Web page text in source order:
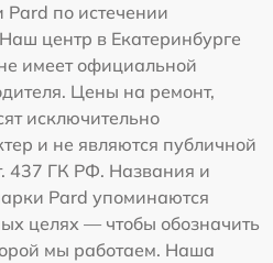
по истечении
центр в Екатеринбурге
имеет официальной
Цены на ремонт,
исключительно
и не являются публичной
437 ГК РФ. Названия и
Pard упоминаются
целях — чтобы обозначить
мы работаем. Наша